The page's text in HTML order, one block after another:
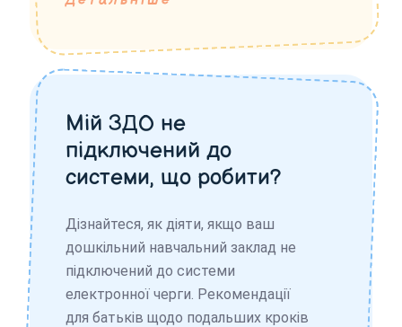
Мій ЗДО не
підключений до
системи, що робити?
Дізнайтеся, як діяти, якщо ваш
дошкільний навчальний заклад не
підключений до системи
електронної черги. Рекомендації
для батьків щодо подальших кроків